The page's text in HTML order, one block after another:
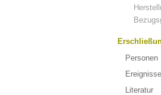
Personen
Ereignisse
Literatur